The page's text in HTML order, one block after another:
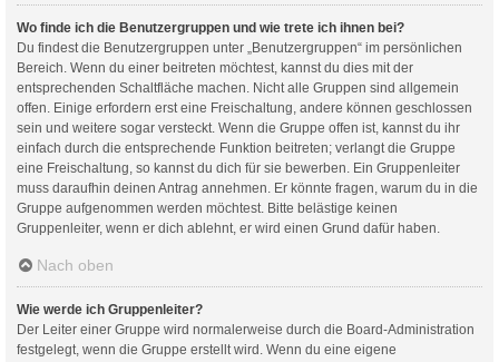
Wo finde ich die Benutzergruppen und wie trete ich ihnen bei?
Du findest die Benutzergruppen unter „Benutzergruppen“ im persönlichen
Bereich. Wenn du einer beitreten möchtest, kannst du dies mit der
entsprechenden Schaltfläche machen. Nicht alle Gruppen sind allgemein
offen. Einige erfordern erst eine Freischaltung, andere können geschlossen
sein und weitere sogar versteckt. Wenn die Gruppe offen ist, kannst du ihr
einfach durch die entsprechende Funktion beitreten; verlangt die Gruppe
eine Freischaltung, so kannst du dich für sie bewerben. Ein Gruppenleiter
muss daraufhin deinen Antrag annehmen. Er könnte fragen, warum du in die
Gruppe aufgenommen werden möchtest. Bitte belästige keinen
Gruppenleiter, wenn er dich ablehnt, er wird einen Grund dafür haben.
Nach oben
Wie werde ich Gruppenleiter?
Der Leiter einer Gruppe wird normalerweise durch die Board-Administration
festgelegt, wenn die Gruppe erstellt wird. Wenn du eine eigene